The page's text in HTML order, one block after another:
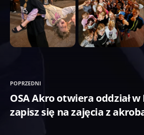
POPRZEDNI
OSA Akro otwiera oddział w
zapisz się na zajęcia z